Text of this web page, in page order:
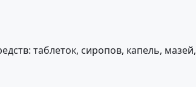
таблеток, сиропов, капель, мазей,